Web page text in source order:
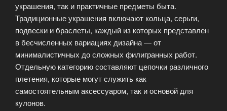
украшения, так и практичные предметы быта.
Традиционные украшения включают кольца, серьги,
подвески и браслеты, каждый из которых представлен
в бесчисленных вариациях дизайна — от
минималистичных до сложных филигранных работ.
Отдельную категорию составляют цепочки различного
плетения, которые могут служить как
самостоятельным аксессуаром, так и основой для
кулонов.